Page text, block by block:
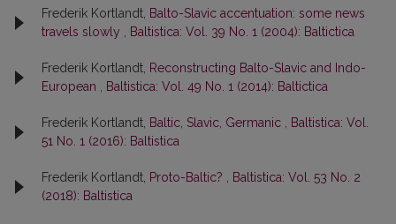
Frederik Kortlandt, Balto-Slavic accentuation: some news
travels slowly , Baltistica: Vol. 39 No. 1 (2004): Baltictica
Frederik Kortlandt, Reconstructing Balto-Slavic and Indo-
European , Baltistica: Vol. 49 No. 1 (2014): Baltictica
Frederik Kortlandt, Baltic, Slavic, Germanic , Baltistica: Vol.
51 No. 1 (2016): Baltistica
Frederik Kortlandt, Proto-Baltic? , Baltistica: Vol. 53 No. 2
(2018): Baltistica